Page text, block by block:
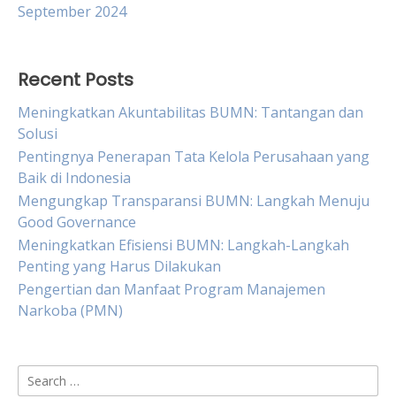
September 2024
Recent Posts
Meningkatkan Akuntabilitas BUMN: Tantangan dan
Solusi
Pentingnya Penerapan Tata Kelola Perusahaan yang
Baik di Indonesia
Mengungkap Transparansi BUMN: Langkah Menuju
Good Governance
Meningkatkan Efisiensi BUMN: Langkah-Langkah
Penting yang Harus Dilakukan
Pengertian dan Manfaat Program Manajemen
Narkoba (PMN)
Search
for: